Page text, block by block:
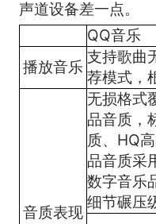
声道设备差一点。
QQ音乐
播放音乐
支持歌曲
荐模式，
音质表现
无损格式
品音质，
质、HQ
品音质采
数字音乐
细节碾压